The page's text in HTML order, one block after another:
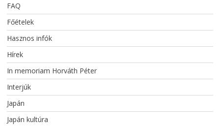
FAQ
Főételek
Hasznos infók
Hírek
In memoriam Horváth Péter
Interjúk
Japán
Japán kultúra